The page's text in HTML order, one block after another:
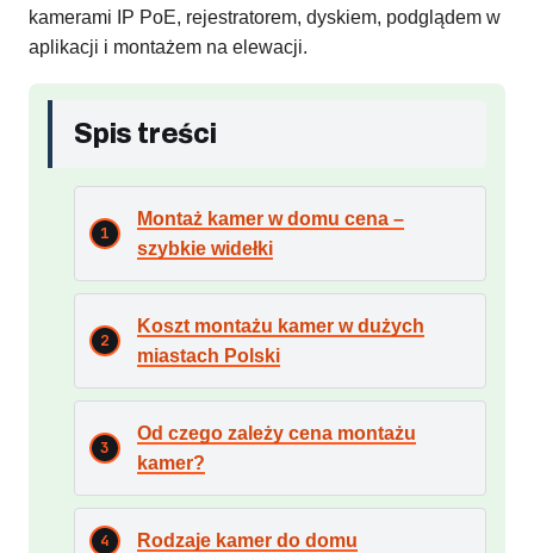
kamerami IP PoE, rejestratorem, dyskiem, podglądem w
aplikacji i montażem na elewacji.
Spis treści
Montaż kamer w domu cena –
szybkie widełki
Koszt montażu kamer w dużych
miastach Polski
Od czego zależy cena montażu
kamer?
Rodzaje kamer do domu